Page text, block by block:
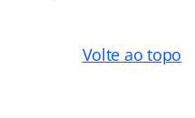
Volte ao topo